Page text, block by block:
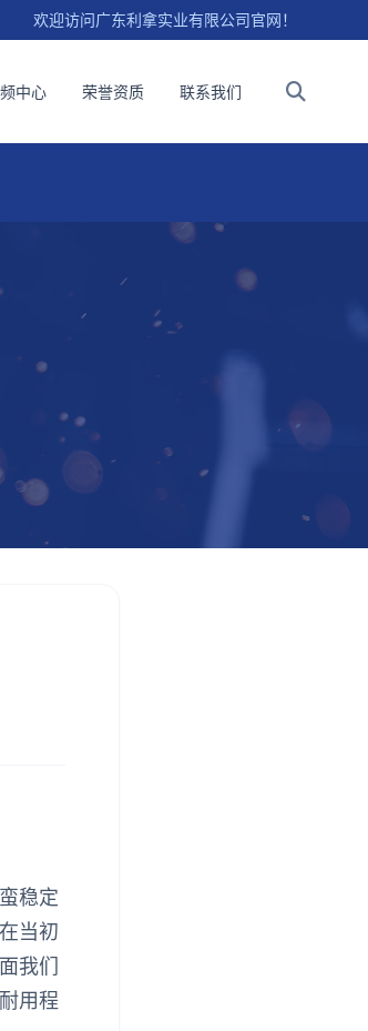
欢迎访问广东利拿实业有限公司官网！
中心 荣誉资质 联系我们
稳定
当初
我们
用程